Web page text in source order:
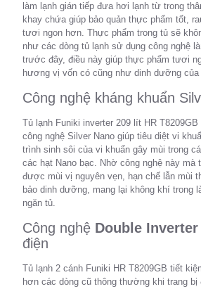
làm lạnh gián tiếp đưa hơi lạnh từ trong
khay chứa giúp bảo quản thực phẩm tốt,
tươi ngon hơn. Thực phẩm trong tủ sẽ
như các dòng tủ lạnh sử dụng công nghệ
trước đây, điều này giúp thực phẩm tươi
hương vị vốn có cũng như dinh dưỡng
Công nghệ kháng khuẩn
Tủ lạnh Funiki inverter 209 lít HR
công nghệ Silver Nano giúp tiêu diệt vi
trình sinh sôi của vi khuẩn gây mùi trong
các hạt Nano bạc. Nhờ công nghệ này mà
được mùi vị nguyên vẹn, hạn chế lẫn mùi
bảo dinh dưỡng, mang lại không khí trong
ngăn tủ.
Công nghệ Double Inverter
điện
Tủ lạnh 2 cánh Funiki HR T8209GB tiết
hơn các dòng cũ thông thường khi trang bị